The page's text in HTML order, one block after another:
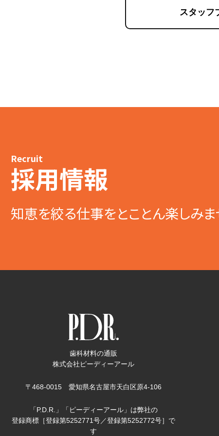
スタッフ
Recruit
採用情報
知恵を絞る仕事をとことん楽しみま
歯科材料の通販
株式会社ピーディーアール
〒468-0015 愛知県名古屋市天白区原4-106
「P.D.R.」「ピーディーアール」は弊社の
登録商標［登録第5252771号／登録第5252772号］で
す